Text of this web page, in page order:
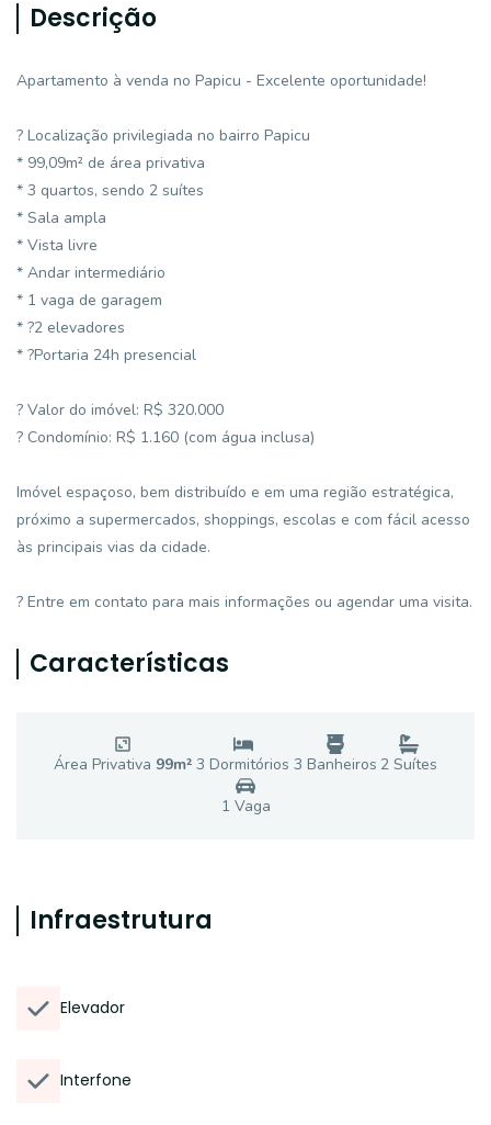
Descrição
Apartamento à venda no Papicu - Excelente oportunidade!
? Localização privilegiada no bairro Papicu
* 99,09m² de área privativa
* 3 quartos, sendo 2 suítes
* Sala ampla
* Vista livre
* Andar intermediário
* 1 vaga de garagem
* ?2 elevadores
* ?Portaria 24h presencial
? Valor do imóvel: R$ 320.000
? Condomínio: R$ 1.160 (com água inclusa)
Imóvel espaçoso, bem distribuído e em uma região estratégica,
próximo a supermercados, shoppings, escolas e com fácil acesso
às principais vias da cidade.
? Entre em contato para mais informações ou agendar uma visita.
Características
Área Privativa 99m² 3 Dormitórios 3 Banheiros 2 Suítes
1 Vaga
Infraestrutura
Elevador
Interfone